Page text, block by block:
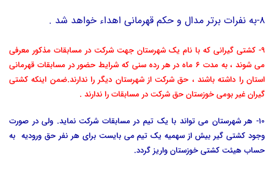
8-به نفرات برتر مدال و حکم قهرمانی اهداء خواهد شد .
9- کشتی گیرانی که با نام یک شهرستان جهت شرکت در مسابقات مذکور معرفی
می شوند ، به مدت 6 ماه در هر رده سنی که شرایط حضور در مسابقات قهرمانی
استان را داشته باشند ، حق شرکت از شهرستان دیگر را ندارند.ضمن اینکه کشتی
گیران غیر بومی خوزستان حق شرکت در مسابقات را ندارند .
10- هر شهرستان می تواند با یک تیم در مسابقات شرکت نماید. ولی در صورت
وجود کشتی گیر بیش از سهمیه یک تیم می بایست برای هر نفر حق ورودیه به
حساب هیئت کشتی خوزستان واریز گردد.